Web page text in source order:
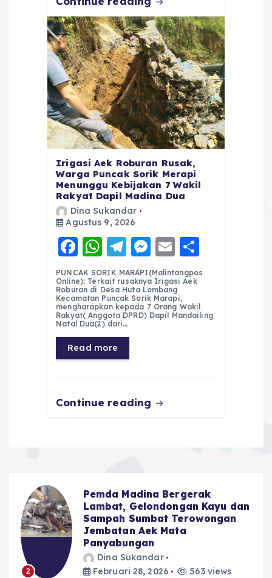
Irigasi Aek Roburan Rusak,
Warga Puncak Sorik Merapi
Menunggu Kebijakan 7 Wakil
Rakyat Dapil Madina Dua
Dina Sukandar
Agustus 9, 2026
F
a
c
e
b
o
o
k
W
h
a
ts
A
p
p
T
el
e
g
r
a
m
M
e
ss
e
n
E
m
ai
l
h
re
PUNCAK SORIK MARAPI(Malintangpos
Online): Terkait rusaknya Irigasi Aek
Roburan di Desa Huta Lombang
Kecamatan Puncak Sorik Marapi,
mengharapkan kepada 7 Orang Wakil
Rakyat( Anggota DPRD) Dapil Mandailing
Natal Dua(2) dari…
Read more
Continue reading
2
Pemda Madina Bergerak
Lambat, Gelondongan Kayu dan
Sampah Sumbat Terowongan
Jembatan Aek Mata
Panyabungan
Dina Sukandar
Februari 28, 2026
563 views